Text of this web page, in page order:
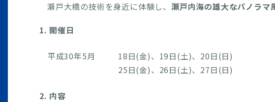
瀬戸大橋の技術を身近に体験し、瀬戸内海の雄大なパノラマ
1. 開催日
平成30年5月
18日(金)、19日(土)、20日(日)
25日(金)、26日(土)、27日(日)
2. 内容